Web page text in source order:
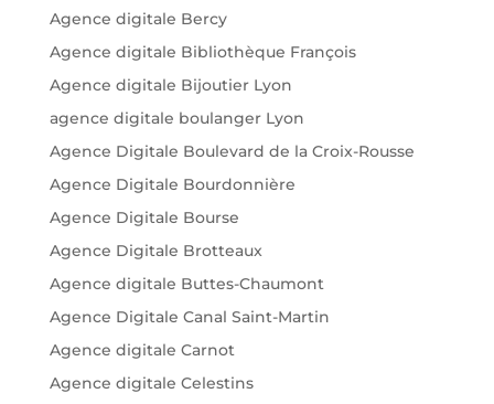
Agence digitale Bercy
Agence digitale Bibliothèque François
Agence digitale Bijoutier Lyon
agence digitale boulanger Lyon
Agence Digitale Boulevard de la Croix-Rousse
Agence Digitale Bourdonnière
Agence Digitale Bourse
Agence Digitale Brotteaux
Agence digitale Buttes-Chaumont
Agence Digitale Canal Saint-Martin
Agence digitale Carnot
Agence digitale Celestins